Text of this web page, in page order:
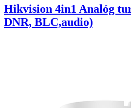
Hikvision 4in1 Analóg
DNR, BLC,audio)